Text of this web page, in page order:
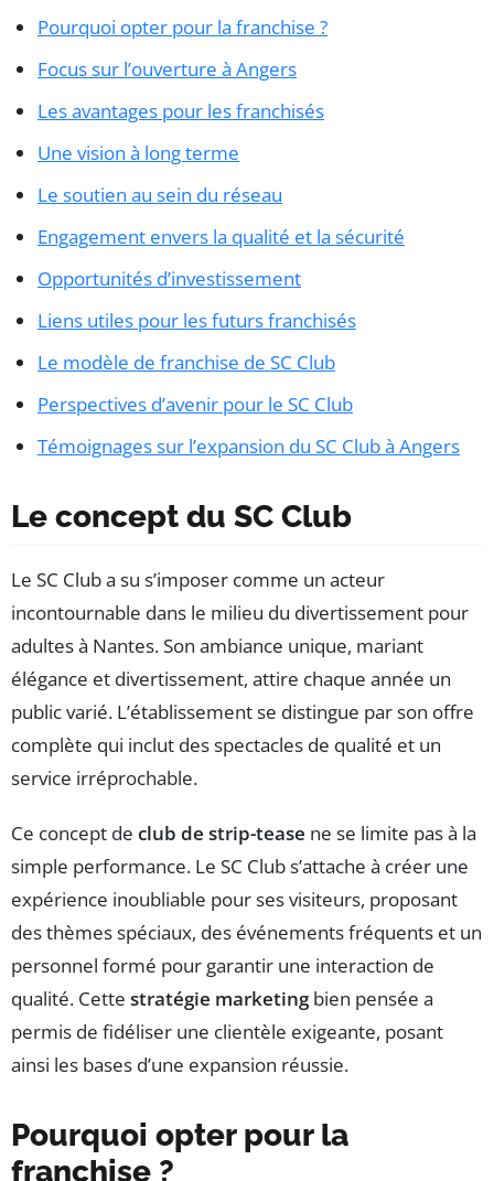
Pourquoi opter pour la franchise ?
Focus sur l’ouverture à Angers
Les avantages pour les franchisés
Une vision à long terme
Le soutien au sein du réseau
Engagement envers la qualité et la sécurité
Opportunités d’investissement
Liens utiles pour les futurs franchisés
Le modèle de franchise de SC Club
Perspectives d’avenir pour le SC Club
Témoignages sur l’expansion du SC Club à Angers
Le concept du SC Club
Le SC Club a su s’imposer comme un acteur
incontournable dans le milieu du divertissement pour
adultes à Nantes. Son ambiance unique, mariant
élégance et divertissement, attire chaque année un
public varié. L’établissement se distingue par son offre
complète qui inclut des spectacles de qualité et un
service irréprochable.
Ce concept de club de strip-tease ne se limite pas à la
simple performance. Le SC Club s’attache à créer une
expérience inoubliable pour ses visiteurs, proposant
des thèmes spéciaux, des événements fréquents et un
personnel formé pour garantir une interaction de
qualité. Cette stratégie marketingbien pensée a
permis de fidéliser une clientèle exigeante, posant
ainsi les bases d’une expansion réussie.
Pourquoi opter pour la
franchise ?